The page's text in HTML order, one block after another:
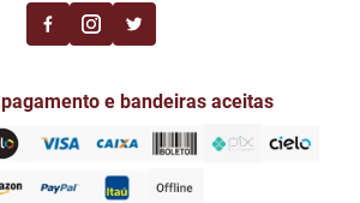
e bandeiras aceitas